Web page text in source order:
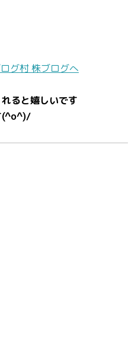
ると嬉しいです
(^o^)/